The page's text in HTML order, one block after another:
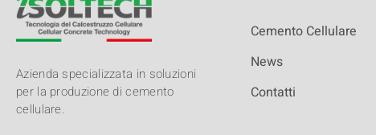
Azienda specializzata in soluzioni
per la produzione di cemento
cellulare.
Cemento Cellulare
News
Contatti